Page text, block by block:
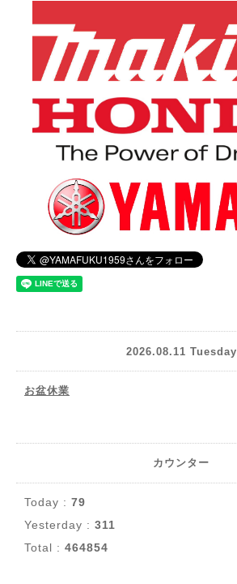
2026.08.11 Tuesday
お盆休業
カウンター
Today : 79
Yesterday : 311
Total : 464854